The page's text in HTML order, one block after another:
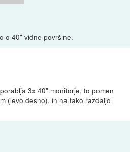
o 40" vidne površine.
3x 40" monitorje, to pomen
(levo desno), in na tako razdaljo